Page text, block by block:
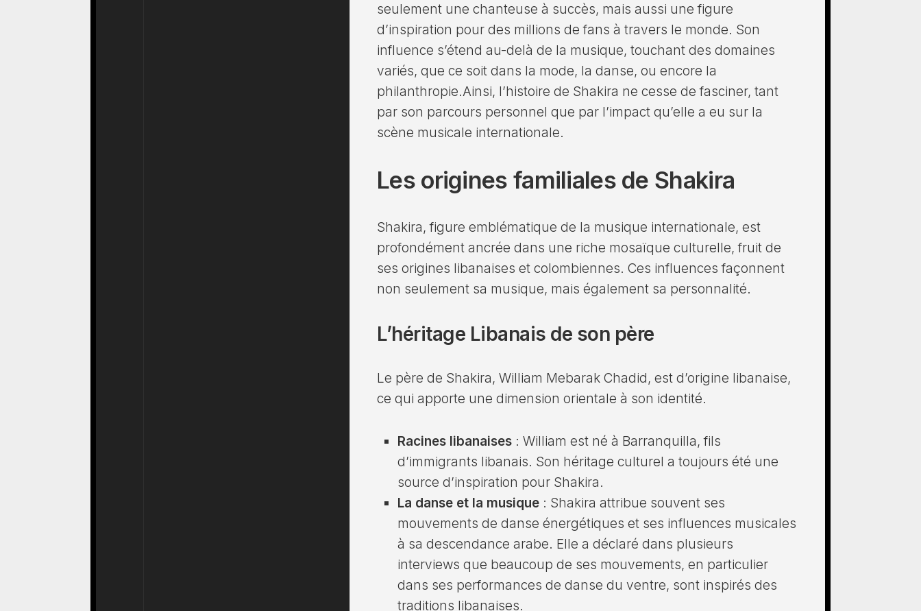
seulement une chanteuse à succès, mais aussi une figure
d’inspiration pour des millions de fans à travers le monde. Son
influence s’étend au-delà de la musique, touchant des domaines
variés, que ce soit dans la mode, la danse, ou encore la
philanthropie.Ainsi, l’histoire de Shakira ne cesse de fasciner, tant
par son parcours personnel que par l’impact qu’elle a eu sur la
scène musicale internationale.
Les origines familiales de Shakira
Shakira, figure emblématique de la musique internationale, est
profondément ancrée dans une riche mosaïque culturelle, fruit de
ses origines libanaises et colombiennes. Ces influences façonnent
non seulement sa musique, mais également sa personnalité.
L’héritage Libanais de son père
Le père de Shakira, William Mebarak Chadid, est d’origine libanaise,
ce qui apporte une dimension orientale à son identité.
Racines libanaises : William est né à Barranquilla, fils
d’immigrants libanais. Son héritage culturel a toujours été une
source d’inspiration pour Shakira.
La danse et la musique : Shakira attribue souvent ses
mouvements de danse énergétiques et ses influences musicales
à sa descendance arabe. Elle a déclaré dans plusieurs
interviews que beaucoup de ses mouvements, en particulier
dans ses performances de danse du ventre, sont inspirés des
traditions libanaises.